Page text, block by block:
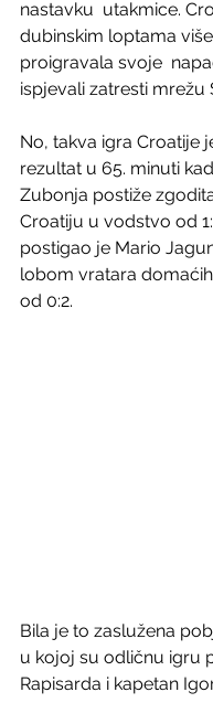
nastavku  utakmice.
dubinskim loptama
proigravala svoje
ispjevali zatresti mrežu
No, takva igra Croatije
rezultat u 65. minuti
Zubonja postiže
Croatiju u vodstvo od
postigao je Mario
lobom vratara
od 0:2.
Bila je to zaslužena
u kojoj su odličnu igru
Rapisarda i kapetan